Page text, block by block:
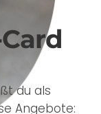
du als
Angebote: